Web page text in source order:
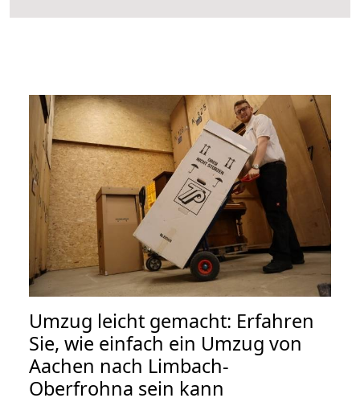
Umzug leicht gemacht: Erfahren
Sie, wie einfach ein Umzug von
Aachen nach Limbach-
Oberfrohna sein kann